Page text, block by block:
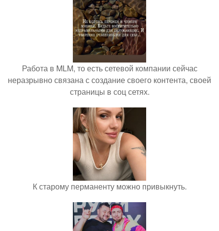
Работа в MLM, то есть сетевой компании сейчас
неразрывно связана с создание своего контента, своей
страницы в соц сетях.
К старому перманенту можно привыкнуть.